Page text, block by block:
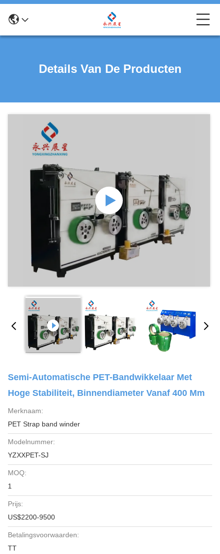
Details Van De Producten
Semi-Automatische PET-Bandwikkelaar Met
Hoge Stabiliteit, Binnendiameter Vanaf 400 Mm
Merknaam:
PET Strap band winder
Modelnummer:
YZXXPET-SJ
MOQ:
1
Prijs:
US$2200-9500
Betalingsvoorwaarden:
TT